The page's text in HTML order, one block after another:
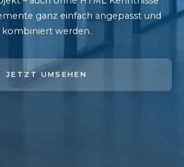
ganz einfach angepasst und
kombiniert werden.
JETZT UMSEHEN